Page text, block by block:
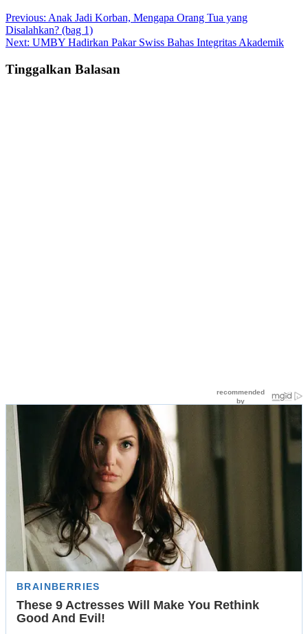
Post
navigation
Previous: Anak Jadi Korban, Mengapa Orang Tua yang
Disalahkan? (bag 1)
Next: UMBY Hadirkan Pakar Swiss Bahas Integritas Akademik
Tinggalkan Balasan